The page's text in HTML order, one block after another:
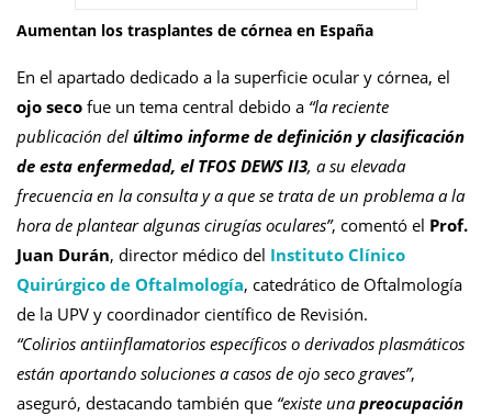
Aumentan los trasplantes de córnea en España
En el apartado dedicado a la superficie ocular y córnea, el
ojo seco fue un tema central debido a “la reciente
publicación del último informe de definición y clasificación
de esta enfermedad, el TFOS DEWS II3, a su elevada
frecuencia en la consulta y a que se trata de un problema a la
hora de plantear algunas cirugías oculares”, comentó el Prof.
Juan Durán, director médico del Instituto Clínico
Quirúrgico de Oftalmología, catedrático de Oftalmología
de la UPV y coordinador científico de Revisión.
“Colirios antiinflamatorios específicos o derivados plasmáticos
están aportando soluciones a casos de ojo seco graves”,
aseguró, destacando también que “existe unapreocupación